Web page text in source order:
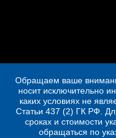
Обращаем ваше
носит исключительно
каких условиях не
Статьи 437 (2) ГК РФ.
сроках и стоимости
обращаться по